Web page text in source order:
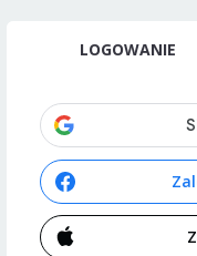
LOGOWANIE